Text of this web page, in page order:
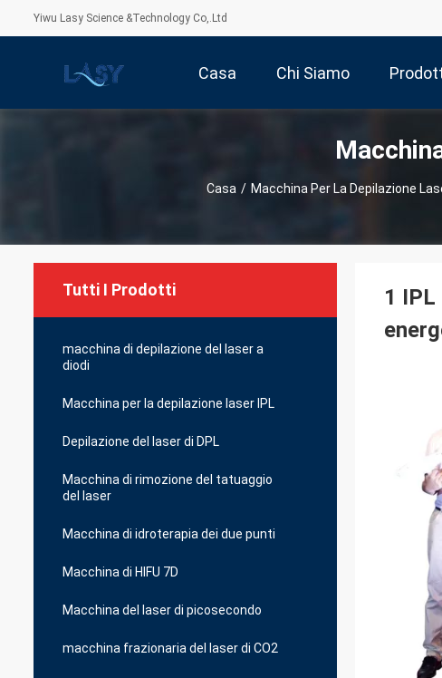
Yiwu Lasy Science &Technology Co,.Ltd
Casa Chi Siamo
Casa / Macchina Per La Depilazione
Tutti I Prodotti
macchina di depilazione del laser a
diodi
Macchina per la depilazione laser IPL
Depilazione del laser di DPL
Macchina di rimozione del tatuaggio
del laser
Macchina di idroterapia dei due punti
Macchina di HIFU 7D
Macchina del laser di picosecondo
macchina frazionaria del laser di CO2
1